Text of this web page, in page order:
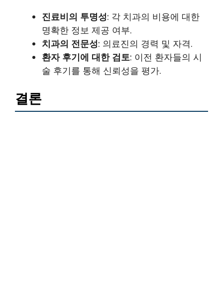
진료비의 투명성: 각 치과의 비용에 대한
명확한 정보 제공 여부.
치과의 전문성: 의료진의 경력 및 자격.
환자 후기에 대한 검토: 이전 환자들의 시
술 후기를 통해 신뢰성을 평가.
결론